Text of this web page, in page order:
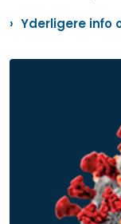
Yderligere info